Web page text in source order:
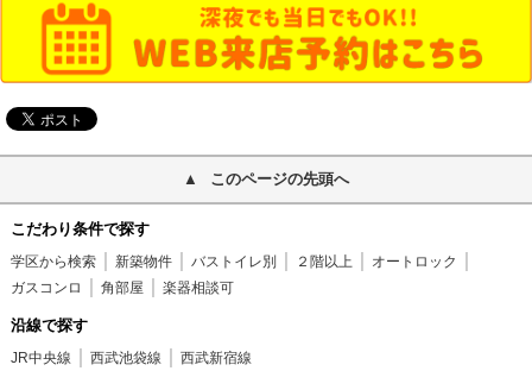
このページの先頭へ
こだわり条件で探す
学区から検索 新築物件 バストイレ別 ２階以上
オートロック
ガスコンロ
角部屋 楽器相談可
沿線で探す
JR中央線 西武池袋線 西武新宿線